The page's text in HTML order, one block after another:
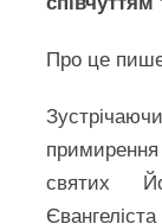
Про це
примирення
святих